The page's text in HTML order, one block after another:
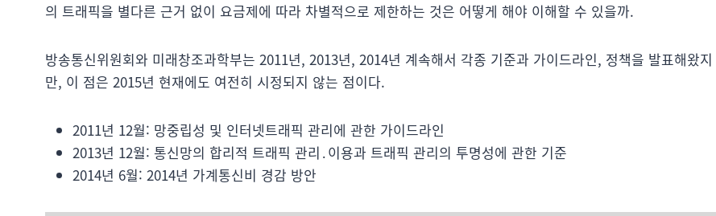
의 트래픽을 별다른 근거 없이 요금제에 따라 차별적으로 제한하는 것은 어떻게 해야 이해할 수 있을까.
방송통신위원회와 미래창조과학부는 2011년, 2013년, 2014년 계속해서 각종 기준과 가이드라인, 정책을 발표해왔지
만, 이 점은 2015년 현재에도 여전히 시정되지 않는 점이다.
2011년 12월: 망중립성 및 인터넷트래픽 관리에 관한 가이드라인
2013년 12월: 통신망의 합리적 트래픽 관리․이용과 트래픽 관리의 투명성에 관한 기준
2014년 6월: 2014년 가계통신비 경감 방안